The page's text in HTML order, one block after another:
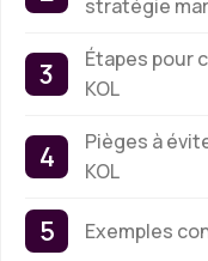
stratégie
Étapes pour
KOL
Pièges à
KOL
Exemples